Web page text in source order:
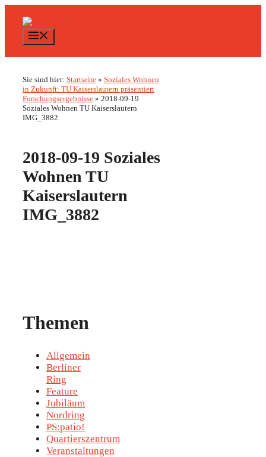
Inhalt
springen
Sie sind hier: Startseite » Soziales Wohnen
in Zukunft: TU Kaiserslautern präsentiert
Forschungsergebnisse » 2018-09-19
Soziales Wohnen TU Kaiserslautern
IMG_3882
2018-09-19 Soziales
Wohnen TU
Kaiserslautern
IMG_3882
Themen
Allgemein
Berliner
Ring
Feature
Jubiläum
Nordring
PS:patio!
Quartierszentrum
Veranstaltungen